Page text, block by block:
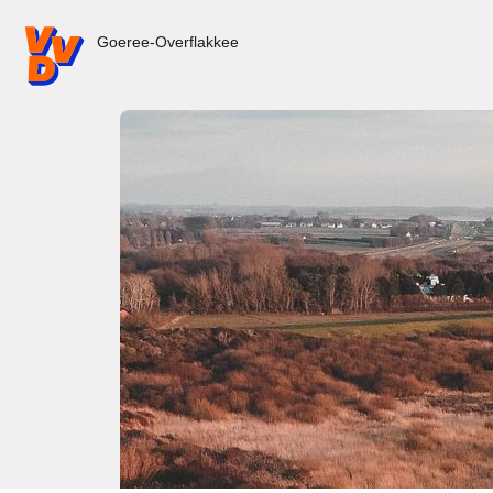
VVD.nl - Ga naar de homepage
Goeree-Overflakkee